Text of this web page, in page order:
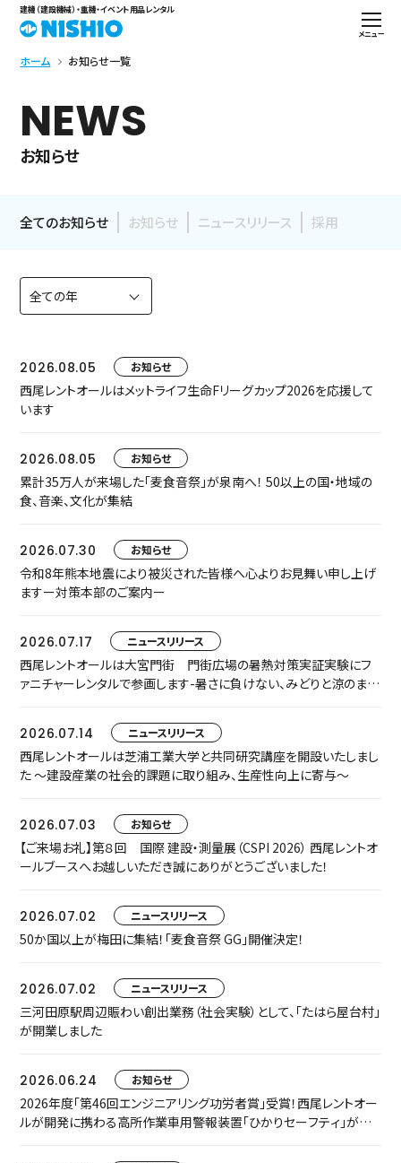
建機（建設機械）・重機・イベント用品レンタル
メニュー
ホーム お知らせ一覧
NEWS
お知らせ
全てのお知らせ お知らせ ニュースリリース 採用
2026.08.05 お知らせ
西尾レントオールはメットライフ生命Fリーグカップ2026を応援して
います
2026.08.05 お知らせ
累計35万人が来場した「麦食音祭」が泉南へ！ 50以上の国・地域の
食、音楽、文化が集結
2026.07.30 お知らせ
令和8年熊本地震により被災された皆様へ心よりお見舞い申し上げ
ますー対策本部のご案内ー
2026.07.17 ニュースリリース
西尾レントオールは大宮門街 門街広場の暑熱対策実証実験にフ
ァニチャーレンタルで参画します-暑さに負けない、みどりと涼のまち
2026.07.14
ニュースリリース
西尾レントオールは芝浦工業大学と共同研究講座を開設いたしまし
た ～建設産業の社会的課題に取り組み、生産性向上に寄与～
2026.07.03 お知らせ
【ご来場お礼】第８回 国際 建設・測量展（CSPI 2026） 西尾レントオ
ールブースへお越しいただき誠にありがとうございました！
2026.07.02 ニュースリリース
50か国以上が梅田に集結！「麦食音祭 GG」開催決定！
2026.07.02 ニュースリリース
三河田原駅周辺賑わい創出業務（社会実験）として、「たはら屋台村」
が開業しました
2026.06.24 お知らせ
2026年度「第46回エンジニアリング功労者賞」受賞！西尾レントオー
ルが開発に携わる高所作業車用警報装置「ひかりセーフティ」が中